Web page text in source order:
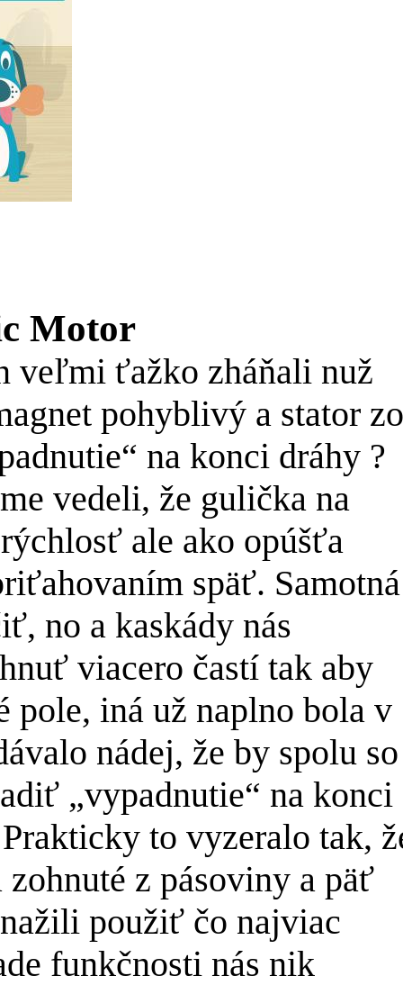
Motor
veľmi ťažko zháňali nuž
pohyblivý a stator zo
na konci dráhy ?
vedeli, že gulička na
ale ako opúšťa
späť. Samotná
no a kaskády nás
viacero častí tak aby
pole, iná už naplno bola v
nádej, že by spolu so
„vypadnutie“ na konci
to vyzeralo tak,
z pásoviny a päť
použiť čo najviac
funkčnosti nás nik